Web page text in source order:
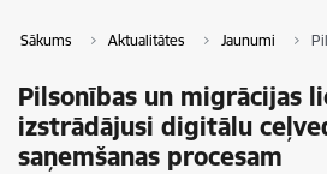
Sākums Aktualitātes Jaunumi
Pilsonības un migrācijas
izstrādājusi digitālu
saņemšanas procesam